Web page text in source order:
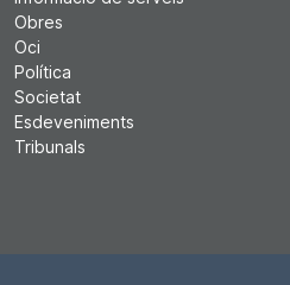
Obres
Oci
Política
Societat
Esdeveniments
Tribunals